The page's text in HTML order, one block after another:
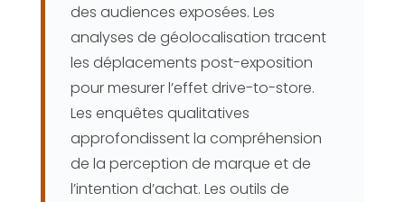
des audiences exposées. Les
analyses de géolocalisation tracent
les déplacements post-exposition
pour mesurer l’effet drive-to-store.
Les enquêtes qualitatives
approfondissent la compréhension
de la perception de marque et de
l’intention d’achat. Les outils de